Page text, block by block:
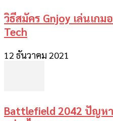
วิธีสมัคร Gnjoy เล่นเก
Tech
12 ธันวาคม 2021
Battlefield 2042 ปัญห